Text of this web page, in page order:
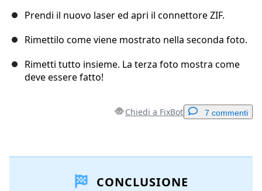
Prendi il nuovo laser ed apri il connettore ZIF.
Rimettilo come viene mostrato nella seconda foto.
Rimetti tutto insieme. La terza foto mostra come
deve essere fatto!
Chiedi a FixBot 7 commenti
Aggiungi CommentoCONCLUSIONE